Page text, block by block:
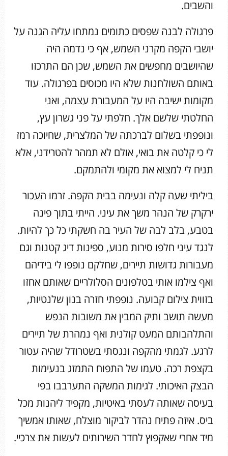
והשבים.
פרגולה לבנה שפסים כתומים נמתחו עליה הגנה על
יושבי הקפה מקרני השמש, אף כי נדמה היה
שהיושבים מחפשים את השמש, שכן הם התרכזו
באותם השולחנות שלא היו מכוסים בפרגולה. עוד
מקומות ישיבה היו על המעבורת עצמה, ואני
החלטתי שלשם אלך. חלפתי על פני גשרון עץ,
ונופפתי בשלום לברכתה של המלצרית, שחיוכה רמז
לי כי קלטה את בואי, אולם לא תמהר להטרידני, אלא
תניח לי למצוא את מקומי ולהתמקם.
ביליתי שעה קלה ונעימה בבית הקפה. זרמו העכור
ירקרק של הנהר משך את עיני. הייתי בתוך פינה
בטבע, בלב לבה של העיר בה חשקתי כל כך להיות.
לנגד עיני חלפו סירות מנוע, ספינות דיג קטנות וגם
מעבורות גדושות תיירים, שחלקם נופפו לי בידיהם
ואף צילמו אותי בטלפונים הסלולריים שאותם אחזו
בזווית צילום קבועה. נופפתי חזרה בנון שלנטיות,
מעשה תושב ותיק המבין את משובות הנפש
והתלהבותם המעט קולנית ואף נמהרת של תיירים
לרגע. לגמתי מהקפה ונגסתי בשטרודל שהיה עטור
בקצפת רכה. טעמו של התפוח התמזג בנעימות
הבצק האיכותי. לגימות המשקה התערבבו בפי
בעיסה שאותה לעסתי באיטיות, מקפיד ליהנות מכל
ביס. איזה פתיח נהדר לביקור מוצלח, שאותו אמשיך
מיד אחרי שאקפוץ לחדר השירותים לעשות את צרכיי.